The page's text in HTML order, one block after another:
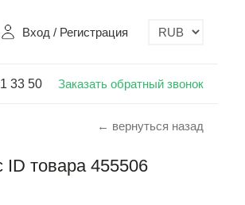
Вход / Регистрация
33 50 Заказать обратный звонок
← вернуться назад
товара 455506